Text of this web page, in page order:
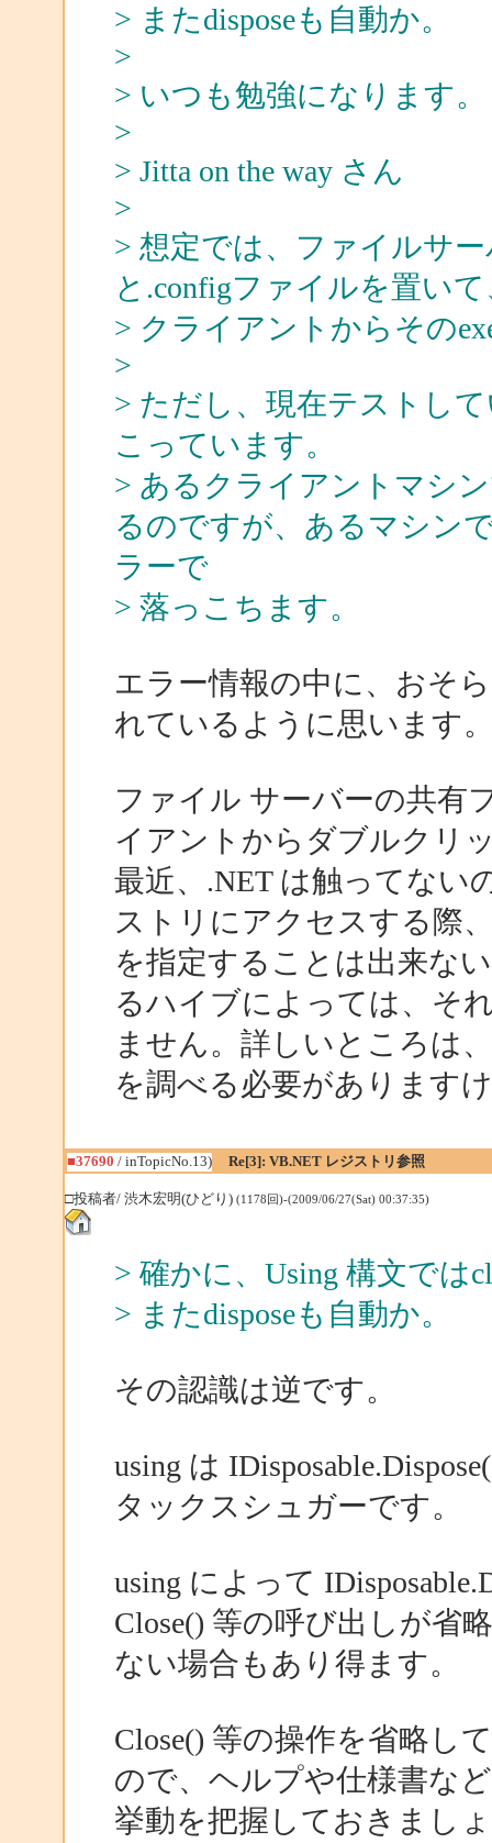
> またdisposeも自動か。
>
> いつも勉強になります。
>
> Jitta on the way さん
>
> 想定では、ファイルサ
と.configファイルを置いて
> クライアントからその
>
> ただし、現在テストし
こっています。
> あるクライアントマシ
るのですが、あるマシン
ラーで
> 落っこちます。
エラー情報の中に、おそ
れているように思います
ファイル サーバーの共有
イアントからダブルクリ
最近、.NET は触ってない
ストリにアクセスする際
を指定することは出来な
るハイブによっては、そ
ません。詳しいところは
を調べる必要があります
■37690 / inTopicNo.13) Re[3]: VB.NET レジストリ参照
□投稿者/ 渋木宏明(ひどり) (1178回)-(2009/06/27(Sat) 00:37:35)
> 確かに、Using 構文では
> またdisposeも自動か。
その認識は逆です。
using は
タックスシュガーです。
using によって
Close() 等の呼び出しが省
ない場合もあり得ます。
Close() 等の操作を省略し
ので、ヘルプや仕様書な
挙動を把握しておきまし